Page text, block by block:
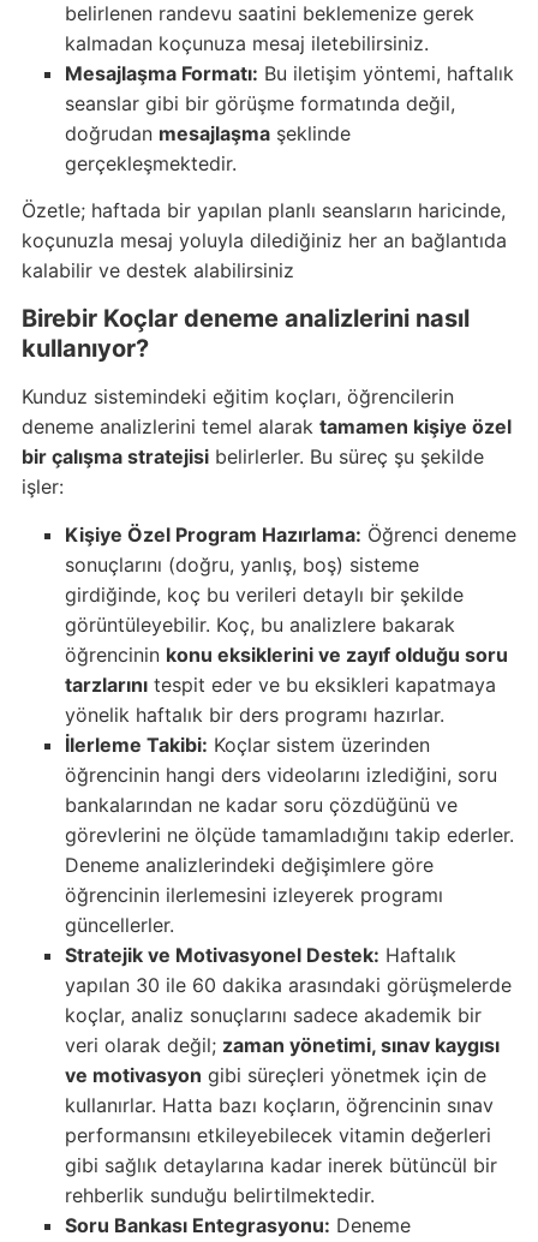
belirlenen randevu saatini beklemenize gerek
kalmadan koçunuza mesaj iletebilirsiniz.
Mesajlaşma Formatı: Bu iletişim yöntemi, haftalık
seanslar gibi bir görüşme formatında değil,
doğrudan mesajlaşmaşeklinde
gerçekleşmektedir.
Özetle; haftada bir yapılan planlı seansların haricinde,
koçunuzla mesaj yoluyla dilediğiniz her an bağlantıda
kalabilir ve destek alabilirsiniz
Birebir Koçlar deneme analizlerini nasıl
kullanıyor?
Kunduz sistemindeki eğitim koçları, öğrencilerin
deneme analizlerini temel alarak tamamen kişiye özel
bir çalışma stratejisibelirlerler. Bu süreç şu şekilde
işler:
Kişiye Özel Program Hazırlama: Öğrenci deneme
sonuçlarını (doğru, yanlış, boş) sisteme
girdiğinde, koç bu verileri detaylı bir şekilde
görüntüleyebilir. Koç, bu analizlere bakarak
öğrencinin konu eksiklerini ve zayıf olduğu soru
tarzlarınıtespit eder ve bu eksikleri kapatmaya
yönelik haftalık bir ders programı hazırlar.
İlerleme Takibi: Koçlar sistem üzerinden
öğrencinin hangi ders videolarını izlediğini, soru
bankalarından ne kadar soru çözdüğünü ve
görevlerini ne ölçüde tamamladığını takip ederler.
Deneme analizlerindeki değişimlere göre
öğrencinin ilerlemesini izleyerek programı
güncellerler.
Stratejik ve Motivasyonel Destek: Haftalık
yapılan 30 ile 60 dakika arasındaki görüşmelerde
koçlar, analiz sonuçlarını sadece akademik bir
veri olarak değil; zaman yönetimi, sınav kaygısı
ve motivasyon gibi süreçleri yönetmek için de
kullanırlar. Hatta bazı koçların, öğrencinin sınav
performansını etkileyebilecek vitamin değerleri
gibi sağlık detaylarına kadar inerek bütüncül bir
rehberlik sunduğu belirtilmektedir.
Soru Bankası Entegrasyonu: Deneme